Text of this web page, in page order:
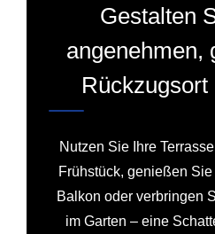
Gestalten
angenehmen,
Nutzen Sie Ihre
Frühstück, genießen
Balkon oder verbringen
im Garten – eine